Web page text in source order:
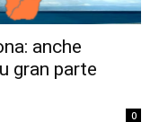
anche
gran parte
0